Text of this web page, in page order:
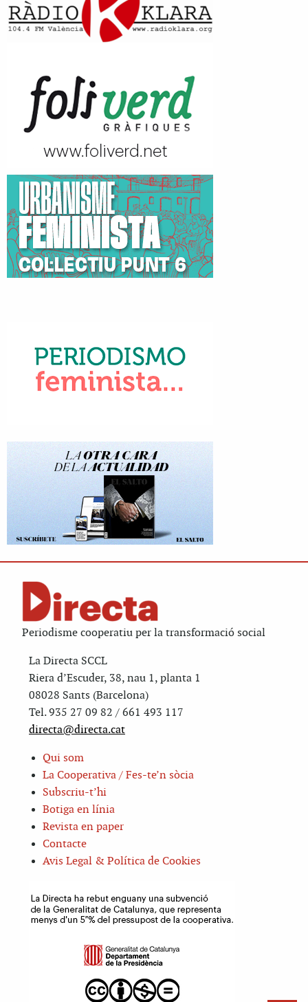
Periodisme cooperatiu per la transformació social
La Directa SCCL
Riera d’Escuder, 38, nau 1, planta 1
08028 Sants (Barcelona)
Tel. 935 27 09 82 / 661 493 117
directa@directa.cat
Qui som
La Cooperativa / Fes-te’n sòcia
Subscriu-t’hi
Botiga en línia
Revista en paper
Contacte
Avis Legal & Política de Cookies